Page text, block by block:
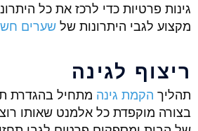
גינות פרטיות כדי לרכז את כל
מקצוע לגבי היתרונות של שערים
ריצוף לגינה
תהליך הקמת גינה מתחיל בהגדרת
בצורה מוקפדת כל אלמנט שאותו